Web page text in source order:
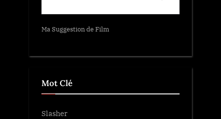
Ma Suggestion de Film
Mot Clé
Slasher